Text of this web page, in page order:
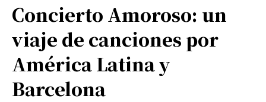
Concierto Amoroso: un
viaje de canciones por
América Latina y
Barcelona